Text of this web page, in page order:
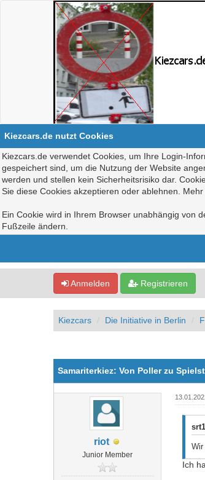
Kiezcars.de nutzt Cookies
Kiezcars.de verwendet Cookies, um Ihre Login-
gespeichert sind, um die Nutzung der Website
werden und stellen kein Sicherheitsrisiko dar.
Sie diese Cookies akzeptieren oder ablehnen.
Ein Cookie wird in Ihrem Browser unabhängig von
Fußzeile ändern.
Anmelden Registrieren
Kiezcars Die Initiative in Berlin
Samariterkiez: Von Poller zu
riot
Junior Member
Ich